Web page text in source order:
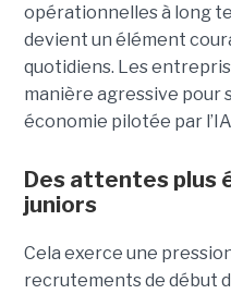
opérationnelles à long
devient un élément
quotidiens. Les
manière agressive pour
économie pilotée par
Des attentes plus
juniors
Cela exerce une
recrutements de début